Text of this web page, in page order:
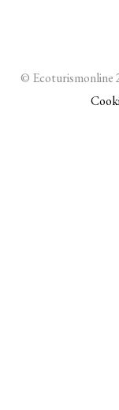
© Ecoturismonline